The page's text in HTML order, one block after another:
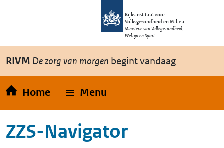
Overslaan en naar de inhoud gaan
Rijksinstituut voor
Volksgezondheid en Milieu
Ministerie van Volksgezondheid,
Welzijn en Sport
RIVM De zorg van morgen begint vandaag
Home Menu
ZZS-Navigator